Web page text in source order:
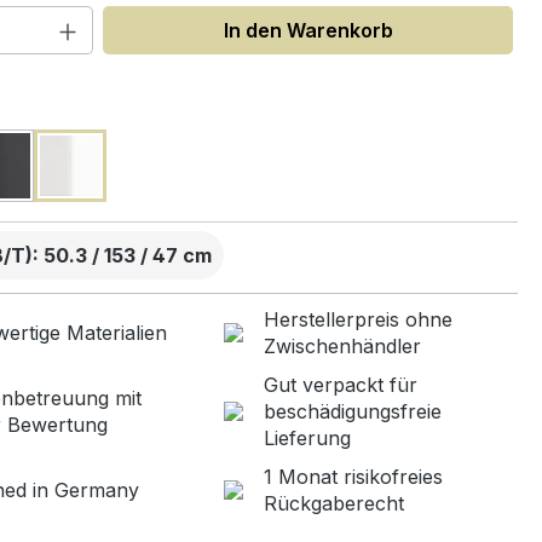
Anzahl: Gib den gewünschten Wert
In den Warenkorb
T): 50.3 / 153 / 47 cm
Materialien
Herstellerpreis ohne
Zwischenhändler
mit
Bewertung
Gut verpackt für
beschädigungsfreie
Lieferung
in Germany
1 Monat risikofreies
Rückgaberecht